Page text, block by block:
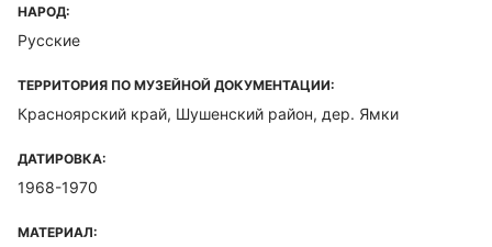
НАРОД:
Русские
ТЕРРИТОРИЯ ПО МУЗЕЙНОЙ ДОКУМЕНТАЦИИ:
Красноярский край, Шушенский район, дер. Ямки
ДАТИРОВКА:
1968-1970
МАТЕРИАЛ: